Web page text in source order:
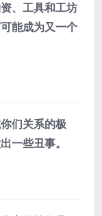
、工具和工坊
能成为又一个
们关系的极
一些丑事。